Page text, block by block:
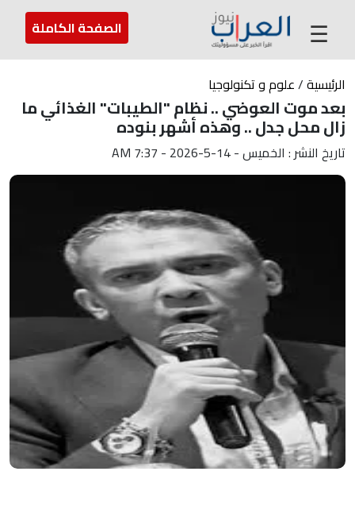
عن العراب ارسل لنا ☰ الصفحة الكاملة
الرئيسية/علوم و تكنولوجيا
بعد موت العوضي .. نظام "الطيبات" الغذائي ما
زال محل جدل .. وهذه أشهر بنوده
تاريخ النشر : الخميس - 14-5-2026 - 7:37 AM